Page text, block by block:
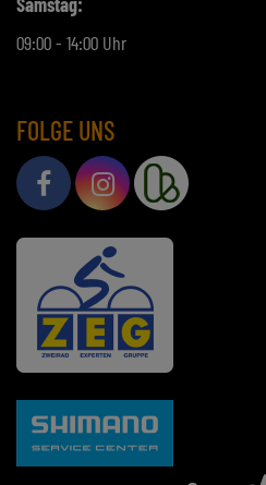
FOLGE UNS